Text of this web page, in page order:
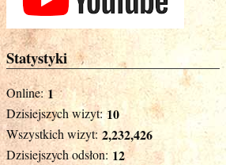
Statystyki
Online: 1
Dzisiejszych wizyt: 10
Wszystkich wizyt: 2,232,426
Dzisiejszych odsłon: 12